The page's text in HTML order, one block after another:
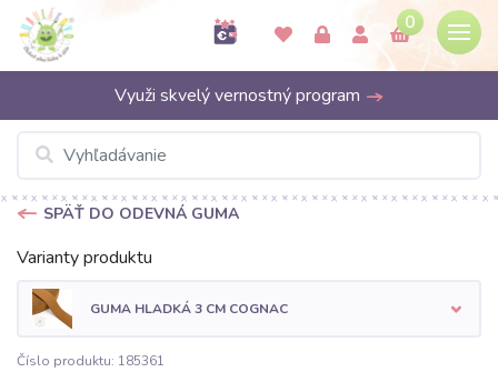
0
Využi skvelý vernostný program
SPÄŤ DO ODEVNÁ GUMA
Varianty produktu
GUMA HLADKÁ 3 CM COGNAC
Číslo produktu: 185361